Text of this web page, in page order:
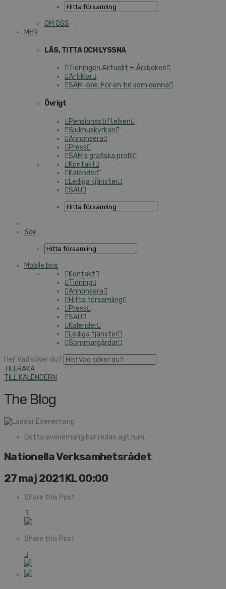
OM OSS
MER
LÄS, TITTA OCH LYSSNA
Tidningen Aktuellt + Årsboken
Artiklar
SAM-bok: För en tid som denna
Övrigt
Pensionsstiftelsen
Sjukhuskyrkan
Annonsera
Press
SAM:s grafiska profil
Kontakt
Kalender
Lediga tjänster
SAU
Sök
Mobile box
Kontakt
Tidning
Annonsera
Hitta församling
Press
SAU
Kalender
Lediga tjänster
Sommargårdar
Hej! Vad söker du?
TILLBAKA
TILL KALENDERN
The Blog
Detta evenemang har redan ägt rum.
Nationella Verksamhetsrådet
27 maj 2021 KL 00:00
Share this Post
Share this Post